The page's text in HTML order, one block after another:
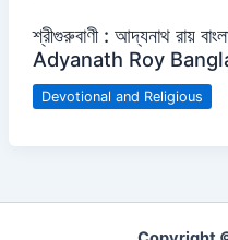
শ্রীগুরুবাণী : আদ্যনাথ রায়
Adyanath Roy
Devotional and Religious